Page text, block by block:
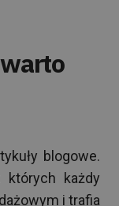
blogowe.
których każdy
i trafia